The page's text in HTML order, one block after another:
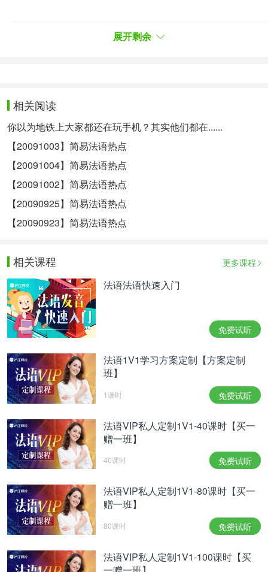
Ces soldats appartiennent au troisième régiment
même 3ème régiment d'infanterie avait déploré la
mort d'un autre soldat.
KMY
Robert GATES se dit "scandalisé" par la recherche
du sensationnel dans les médias aux Etats-Unis.
Le Secrétaire américain à la Défense critique la
décision de l'agence de presse américaine
Associated Press de diffuser ce vendredi, contre la
volonté de la famille, la photo d'un soldat américain
mortellement blessé en Afghanistan. Ce marine de
finalement décédé... Donaig LeDU.
KMY
La colonisation israélienne de la Cisjordanie au
cœur des derniers échanges entre Washington et
Jérusalem.
展开剩余
相关阅读
你以为地铁上大家都还在玩手机？其实他们都在......
【20091003】简易法语热点
【20091004】简易法语热点
【20091002】简易法语热点
【20090925】简易法语热点
【20090923】简易法语热点
相关课程 更多课程
法语法语快速入门
免费试听
法语1V1学习方案定制【方案定制
班】
1课时 免费试听
法语VIP私人定制1V1-40课时【买一
赠一班】
40课时 免费试听
法语VIP私人定制1V1-80课时【买一
赠一班】
80课时 免费试听
法语VIP私人定制1V1-100课时【买